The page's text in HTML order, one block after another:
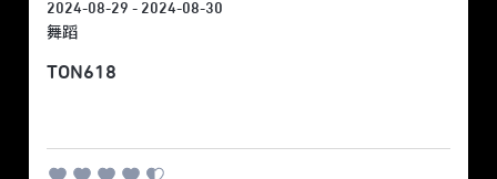
2024-08-29 - 2024-08-30
舞蹈
TON618